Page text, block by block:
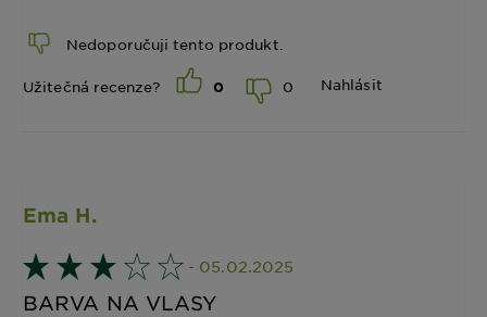
Nedoporučuji tento produkt.
Užitečná recenze? 0 0 Nahlásit
Ema H.
- 05.02.2025
BARVA NA VLASY